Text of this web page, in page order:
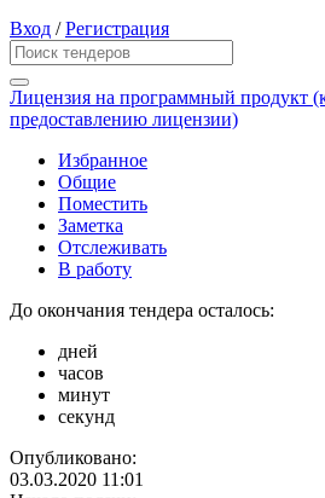
Вход /Регистрация
Лицензия на программный продукт
предоставлению лицензии)
Избранное
Общие
Поместить
Заметка
Отслеживать
В работу
До окончания тендера осталось:
дней
часов
минут
секунд
Опубликовано:
03.03.2020 11:01